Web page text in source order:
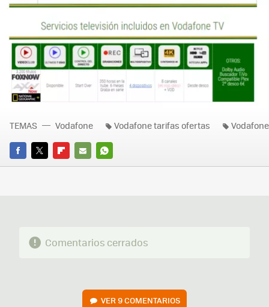
FACEBOOK
TWITTERFLIPBOARD
E-
WHATSAPP
TEMAS Vodafone Vodafone tarifas ofertas
Comentarios cerrados
VER9 COMENTARIOS